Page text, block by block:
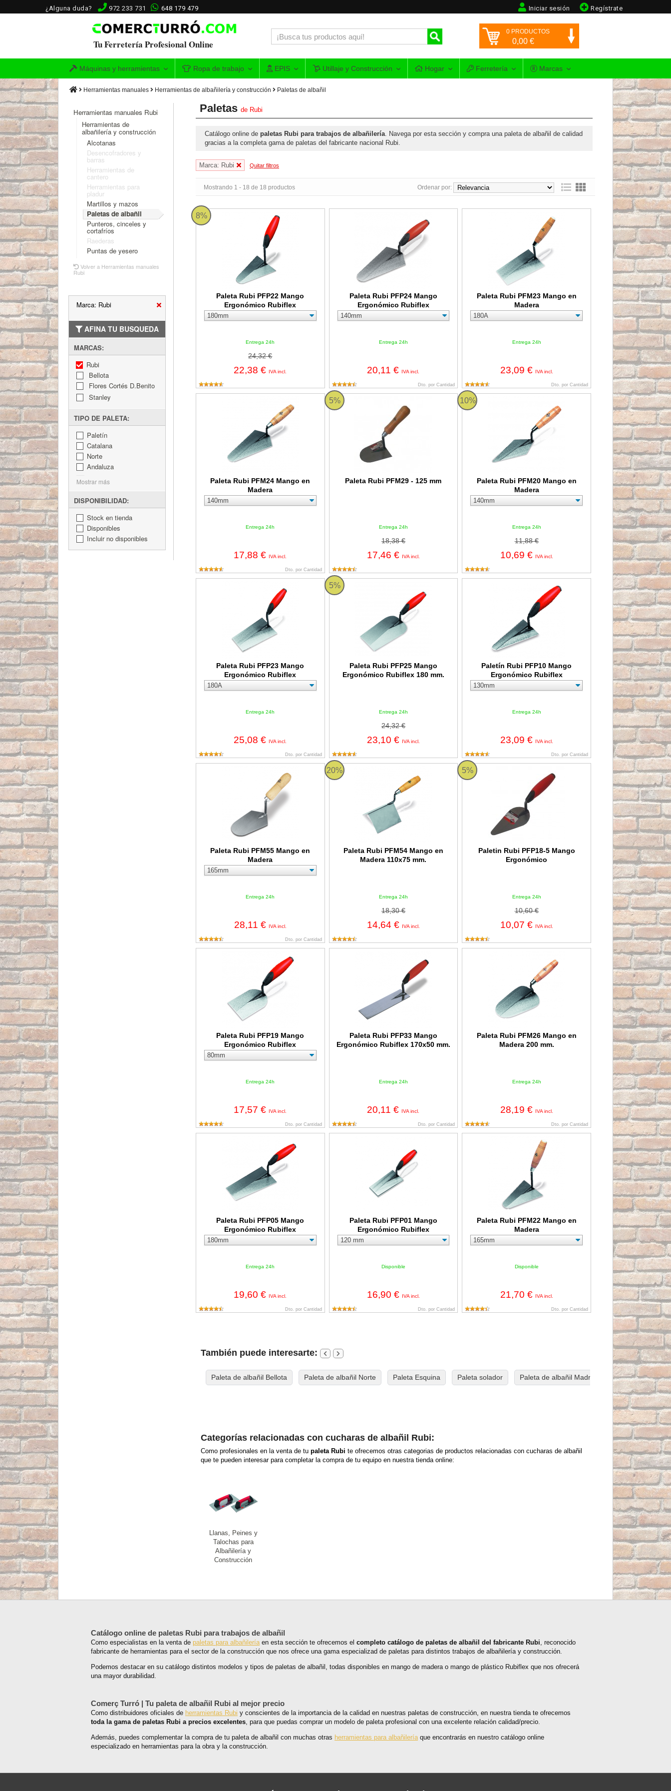
¿Alguna duda? 972 233 731 648 179 479 Regístrate
Iniciar sesión
Tu Ferretería Profesional Online
0 PRODUCTOS
0,00 €
Máquinas y herramientas Ropa de trabajo EPIS Utillaje y Construcción Hogar Ferretería Marcas
Herramientas manuales Herramientas de albañilería y construcción Paletas de albañil
Herramientas manuales Rubi
Herramientas de
albañilería y construcción
Alcotanas
Desencofradores y
barras
Herramientas de
cantero
Herramientas para
pladur
Martillos y mazos
Paletas de albañil
Punteros, cinceles y
cortafríos
Raederas
Puntas de yesero
Volver a Herramientas manuales
Rubi
Marca: Rubi
AFINA TU BUSQUEDA
MARCAS:
Rubi
Bellota
Flores Cortés D.Benito
Stanley
TIPO DE PALETA:
Paletín
Catalana
Norte
Andaluza
Mostrar más
DISPONIBILIDAD:
Stock en tienda
Disponibles
Incluir no disponibles
Paletas de Rubi
Catálogo online de paletas Rubi para trabajos de albañilería . Navega por esta sección y compra una paleta de albañil de calidad
gracias a la completa gama de paletas del fabricante nacional Rubi.
Marca: Rubi Quitar filtros
Mostrando 1 - 18 de 18 productos Ordenar por:
8%
Paleta Rubi PFP22 Mango
Ergonómico Rubiflex
Entrega 24h
24,32 €
22,38 € IVA incl.
Paleta Rubi PFP22 Mango Ergonómico Rubiflex
Paleta Rubi PFP24 Mango
Ergonómico Rubiflex
Entrega 24h
20,11 € IVA incl.
Dto. por Cantidad
Paleta Rubi PFM23 Mango en
Madera
Entrega 24h
23,09 € IVA incl.
Dto. por Cantidad
Paleta Rubi PFM24 Mango en
Madera
Entrega 24h
17,88 € IVA incl.
Dto. por Cantidad
5%
Paleta Rubi PFM29 - 125 mm
Entrega 24h
18,38 €
17,46 € IVA incl.
Paleta Rubi PFM29 - 125 mm 10%
Paleta Rubi PFM20 Mango en
Madera
Entrega 24h
11,88 €
10,69 € IVA incl.
Paleta Rubi PFM20 Mango en Madera
Paleta Rubi PFP23 Mango
Ergonómico Rubiflex
Entrega 24h
25,08 € IVA incl.
Dto. por Cantidad
Paleta Rubi PFP23 Mango Ergonómico Rubiflex
5%
Paleta Rubi PFP25 Mango
Ergonómico Rubiflex 180 mm.
Entrega 24h
24,32 €
23,10 € IVA incl.
Paleta Rubi PFP25 Mango Ergonómico Rubiflex 180 mm.
Paletín Rubi PFP10 Mango
Ergonómico Rubiflex
Entrega 24h
23,09 € IVA incl.
Dto. por Cantidad
Paletín Rubi PFP10 Mango Ergonómico Rubiflex
Paleta Rubi PFM55 Mango en
Madera
Entrega 24h
28,11 € IVA incl.
Dto. por Cantidad
20%
Paleta Rubi PFM54 Mango en
Madera 110x75 mm.
Entrega 24h
18,30 €
14,64 € IVA incl.
Paleta Rubi PFM54 Mango en Madera 110x75 mm.
5%
Paletin Rubi PFP18-5 Mango
Ergonómico
Entrega 24h
10,60 €
10,07 € IVA incl.
Paletin Rubi PFP18-5 Mango Ergonómico
Paleta Rubi PFP19 Mango
Ergonómico Rubiflex
Entrega 24h
17,57 € IVA incl.
Dto. por Cantidad
Paleta Rubi PFP33 Mango
Ergonómico Rubiflex 170x50 mm.
Entrega 24h
20,11 € IVA incl.
Dto. por Cantidad
Paleta Rubi PFM26 Mango en
Madera 200 mm.
Entrega 24h
28,19 € IVA incl.
Dto. por Cantidad
Paleta Rubi PFM26 Mango en Madera 200 mm.
Paleta Rubi PFP05 Mango
Ergonómico Rubiflex
Entrega 24h
19,60 € IVA incl.
Dto. por Cantidad
Paleta Rubi PFP01 Mango
Ergonómico Rubiflex
Disponible
16,90 € IVA incl.
Dto. por Cantidad
Paleta Rubi PFM22 Mango en
Madera
Disponible
21,70 € IVA incl.
Dto. por Cantidad
Paleta Rubi PFM22 Mango en Madera
También puede interesarte:
Paleta de albañil Bellota Paleta de albañil Norte Paleta Esquina Paleta solador Paleta de albañil Madrileña Paleta de
Categorías relacionadas con cucharas de albañil Rubi:
Como profesionales en la venta de tu paleta Rubi te ofrecemos otras categorias de productos relacionadas con cucharas de albañil
que te pueden interesar para completar la compra de tu equipo en nuestra tienda online:
Llanas, Peines y
Talochas para
Albañilería y
Construcción
Catálogo online de paletas Rubi para trabajos de albañil
Como especialistas en la venta de paletas para albañilería en esta sección te ofrecemos el completo catálogo de paletas de albañil del fabricante Rubi , reconocido
fabricante de herramientas para el sector de la construcción que nos ofrece una gama especializad de paletas para distintos trabajos de albañilería y construcción.
Podemos destacar en su catálogo distintos modelos y tipos de paletas de albañil, todas disponibles en mango de madera o mango de plástico Rubiflex que nos ofrecerá
una mayor durabilidad.
Comerç Turró | Tu paleta de albañil Rubi al mejor precio
Como distribuidores oficiales de herramientas Rubi y conscientes de la importancia de la calidad en nuestras paletas de construcción, en nuestra tienda te ofrecemos
toda la gama de paletas Rubi a precios excelentes , para que puedas comprar un modelo de paleta profesional con una excelente relación calidad/precio.
Además, puedes complementar la compra de tu paleta de albañil con muchas otras herramientas para albañilería que encontrarás en nuestro catálogo online
especializado en herramientas para la obra y la construcción.